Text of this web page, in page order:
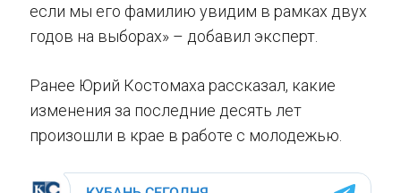
если мы его фамилию увидим в рамках двух
годов на выборах» – добавил эксперт.
Ранее Юрий Костомаха рассказал, какие
изменения за последние десять лет
произошли в крае в работе с молодежью.